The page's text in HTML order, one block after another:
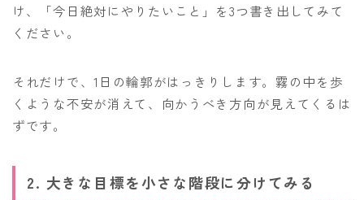
け、「今日絶対にやりたいこと」を3つ書き出してみて
ください。
それだけで、1日の輪郭がはっきりします。霧の中を歩
くような不安が消えて、向かうべき方向が見えてくるは
ずです。
2. 大きな目標を小さな階段に分けてみる